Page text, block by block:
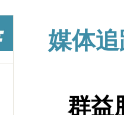
媒体
群益